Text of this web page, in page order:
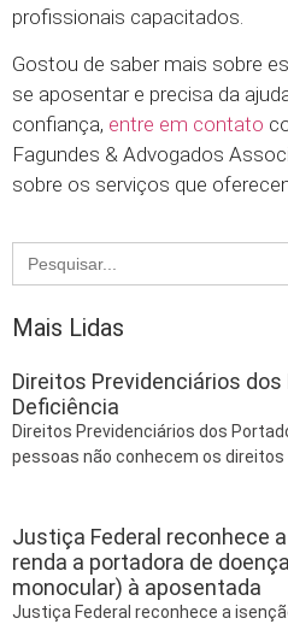
profissionais capacitados.
Gostou de saber mais sobre
se aposentar e precisa da
confiança, entre em contato
Fagundes & Advogados
sobre os serviços que
Search
for:
Mais Lidas
Direitos Previdenciários
Deficiência
Direitos Previdenciários dos
pessoas não conhecem os
Justiça Federal reconhece
renda a portadora de
monocular) à aposentada
Justiça Federal reconhece a